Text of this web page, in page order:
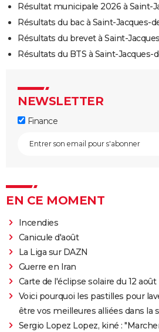
Résultat municipale 2026 à Saint-
Résultats du bac à Saint-Jacques-
Résultats du brevet à Saint-
Résultats du BTS à Saint-Jacques-
NEWSLETTER
Finance
EN CE MOMENT
Incendies
Canicule d'août
La Liga sur DAZN
Guerre en Iran
Carte de l'éclipse solaire du 12 août
Voici pourquoi les pastilles pour
être vos meilleures alliées dans la
Sergio Lopez Lopez, kiné :